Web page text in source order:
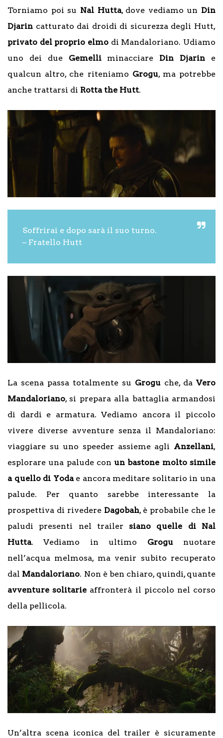
Torniamo poi su Nal Hutta, dove vediamo un Din
Djarin catturato dai droidi di sicurezza degli Hutt,
privato del proprio elmo di Mandaloriano. Udiamo
uno dei due Gemelliminacciare Din Djarin e
qualcun altro, che riteniamo Grogu, ma potrebbe
anche trattarsi di Rotta the Hutt.
Soffrirai e dopo sarà il suo turno.
– Fratello Hutt
La scena passa totalmente su Grogu che, da Vero
Mandaloriano, si prepara alla battaglia armandosi
di dardi e armatura. Vediamo ancora il piccolo
vivere diverse avventure senza il Mandaloriano:
viaggiare su uno speeder assieme agli Anzellani,
esplorare una palude conun bastone molto simile
a quello di Yodae ancora meditare solitario in una
palude. Per quanto sarebbe interessante la
prospettiva di rivedere Dagobah, è probabile che le
paludi presenti nel trailersiano quelle di Nal
Hutta. Vediamo in ultimo Grogunuotare
nell’acqua melmosa, ma venir subito recuperato
dal Mandaloriano. Non è ben chiaro, quindi, quante
avventure solitarie affronterà il piccolo nel corso
della pellicola.
Un’altra scena iconica del trailer è sicuramente